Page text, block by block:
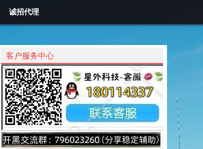
诚招代理
客户服务中心